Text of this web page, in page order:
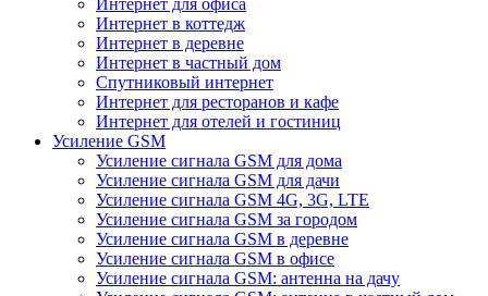
Интернет для офиса
Интернет в коттедж
Интернет в деревне
Интернет в частный дом
Спутниковый интернет
Интернет для ресторанов и кафе
Интернет для отелей и гостиниц
Усиление GSM
Усиление сигнала GSM для дома
Усиление сигнала GSM для дачи
Усиление сигнала GSM 4G, 3G, LTE
Усиление сигнала GSM за городом
Усиление сигнала GSM в деревне
Усиление сигнала GSM в офисе
Усиление сигнала GSM: антенна на дачу